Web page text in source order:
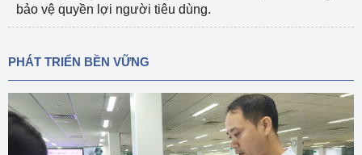
bảo vệ quyền lợi người tiêu dùng.
PHÁT TRIỂN BỀN VỮNG